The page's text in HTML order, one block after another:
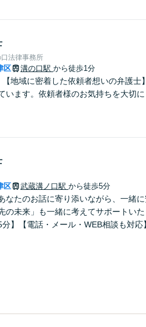
法律事務所
区 溝の口駅 から徒歩1分
【地域に密着した依頼者想いの弁護
います。依頼者様のお気持ちを大切
区 武蔵溝ノ口駅 から徒歩5分
なたのお話に寄り添いながら、一緒
の未来」も一緒に考えてサポートい
】【電話・メール・WEB相談も対応】